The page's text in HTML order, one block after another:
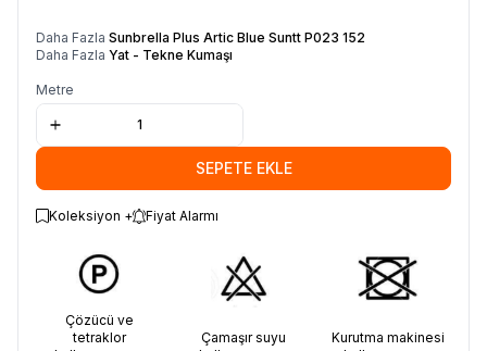
Daha Fazla Sunbrella Plus Artic Blue Suntt P023 152
Daha Fazla Yat - Tekne Kumaşı
Metre
SEPETE EKLE
Koleksiyon + Fiyat Alarmı
Çözücü ve
tetraklor
Çamaşır suyu
Kurutma makinesi